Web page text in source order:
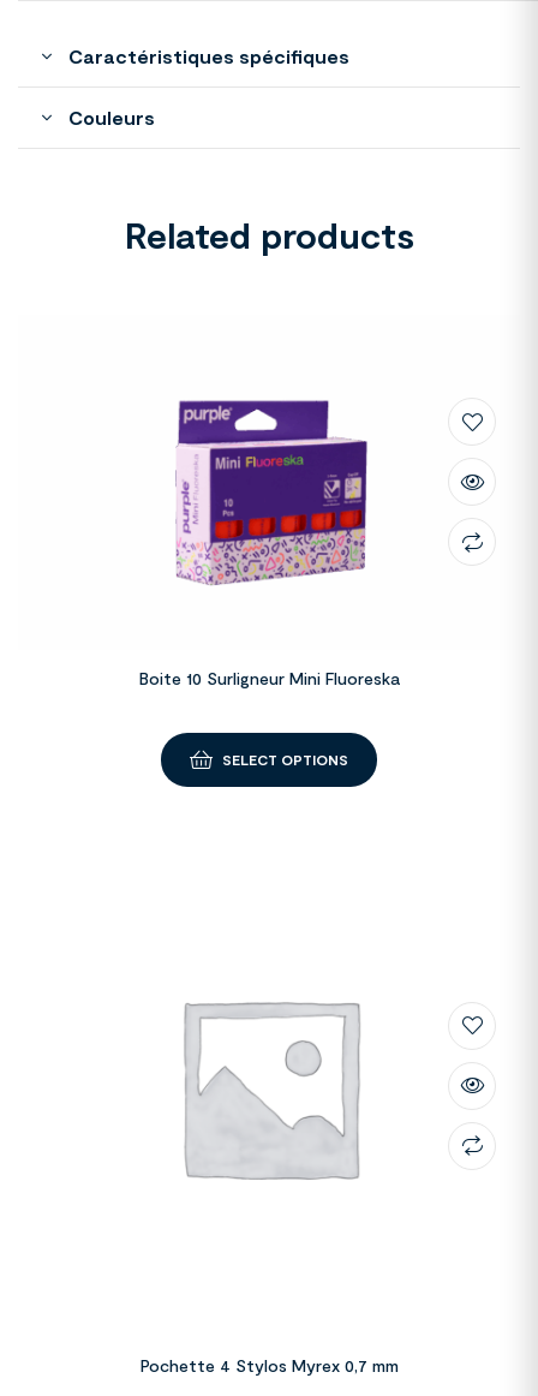
Caractéristiques spécifiques
Couleurs
Related products
Boite 10 Surligneur Mini Fluoreska
SELECT OPTIONS
Pochette 4 Stylos Myrex 0,7 mm